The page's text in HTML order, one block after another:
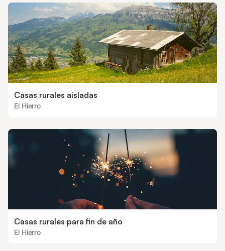
Casas rurales aisladas
El Hierro
Casas rurales para fin de año
El Hierro